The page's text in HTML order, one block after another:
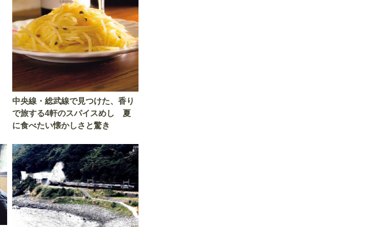
中央線・総武線で見つけた、香り
で旅する4軒のスパイスめし 夏
に食べたい懐かしさと驚き